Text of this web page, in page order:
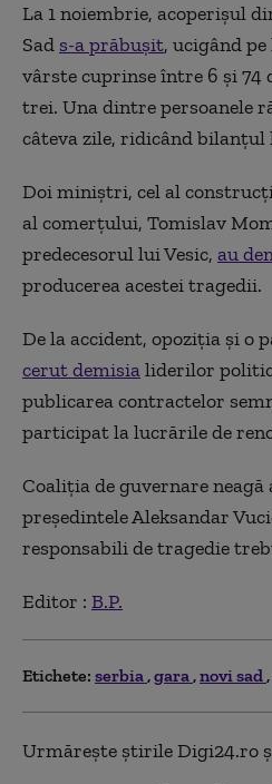
La 1 noiembrie, acoperişul
Sad s-a prăbuşit, ucigând pe
vârste cuprinse între 6 şi 74
trei. Una dintre persoanele
câteva zile, ridicând bilanţul
Doi miniştri, cel al
al comerţului, Tomislav
predecesorul lui Vesic, au
producerea acestei tragedii.
De la accident, opoziţia şi o
cerut demisialiderilor
publicarea contractelor
participat la lucrările de
Coaliţia de guvernare neagă
preşedintele Aleksandar
responsabili de tragedie
Editor : B.P.
Etichete: serbia gara novi sad
Urmărește știrile Digi24.ro